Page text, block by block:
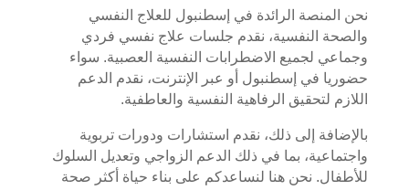
نحن المنصة الرائدة في إسطنبول للعلاج النفسي
والصحة النفسية، نقدم جلسات علاج نفسي فردي
وجماعي لجميع الاضطرابات النفسية العصبية. سواء
حضوريا في إسطنبول أو عبر الإنترنت، نقدم الدعم
اللازم لتحقيق الرفاهية النفسية والعاطفية.
بالإضافة إلى ذلك، نقدم استشارات ودورات تربوية
واجتماعية، بما في ذلك الدعم الزواجي وتعديل السلوك
للأطفال. نحن هنا لنساعدكم على بناء حياة أكثر صحة